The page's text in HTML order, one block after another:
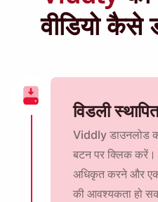
वीडियो कैसे
विडली
Viddly डाउनलोड
बटन पर क्लिक
अधिकृत करने और एक
की आवश्यकता हो